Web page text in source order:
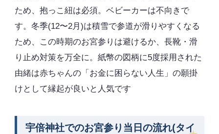
ため、抱っこ紐は必須。ベビーカーは不向きで
す。冬季(12〜2月)は積雪で参道が滑りやすくなる
ため、この時期のお宮参りは避けるか、長靴・滑
り止め対策を万全に。紙幣の図柄に5度採用された
由緒は赤ちゃんの「お金に困らない人生」の願掛
けとして縁起が良いと人気です
宇倍神社でのお宮参り当日の流れ(タイ